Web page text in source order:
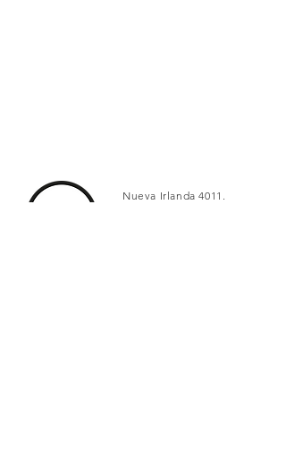
Nueva Irlanda 4011.